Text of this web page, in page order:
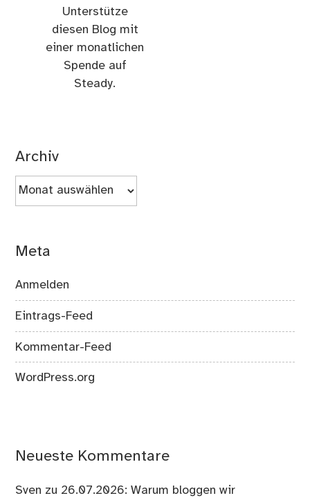
Unterstütze
diesen Blog mit
einer monatlichen
Spende auf
Steady.
Archiv
Archiv
Meta
Anmelden
Eintrags-Feed
Kommentar-Feed
WordPress.org
Neueste Kommentare
Sven zu 26.07.2026: Warum bloggen wir